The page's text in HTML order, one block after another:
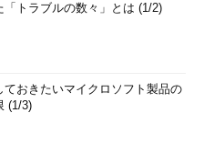
「トラブルの数々」とは (1/2)
ておきたいマイクロソフト製品の
(1/3)